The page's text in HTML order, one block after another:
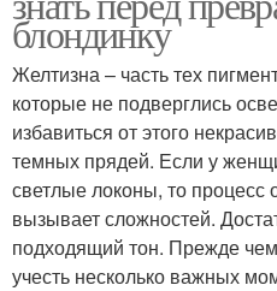
блондинку
Желтизна – часть тех
которые не подверглись
избавиться от этого
темных прядей. Если у
светлые локоны, то
вызывает сложностей.
подходящий тон. Прежде чем
учесть несколько важных